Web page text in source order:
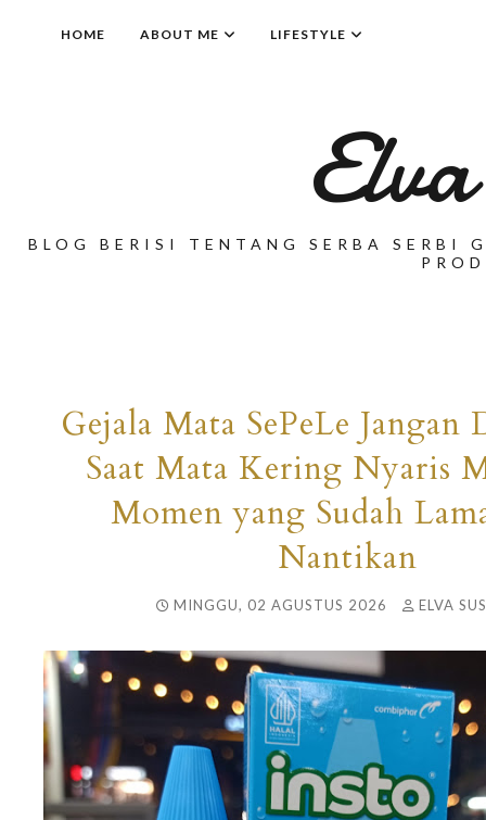
HOME ABOUT ME LIFESTYLE
BLOG BERISI TENTANG SERBA SERBI
Gejala Mata SePeLe Jangan
Saat Mata Kering Nyaris
Momen yang Sudah
Nantikan
MINGGU, 02 AGUSTUS 2026 ELVA